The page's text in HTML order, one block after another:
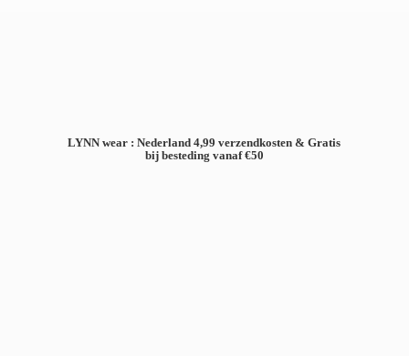
LYNN wear : Nederland 4,99 verzendkosten & Gratis
bij besteding vanaf €50